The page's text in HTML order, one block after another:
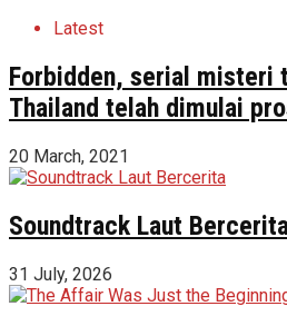
Latest
Forbidden, serial misteri
Thailand telah dimulai
20 March, 2021
Soundtrack Laut
31 July, 2026